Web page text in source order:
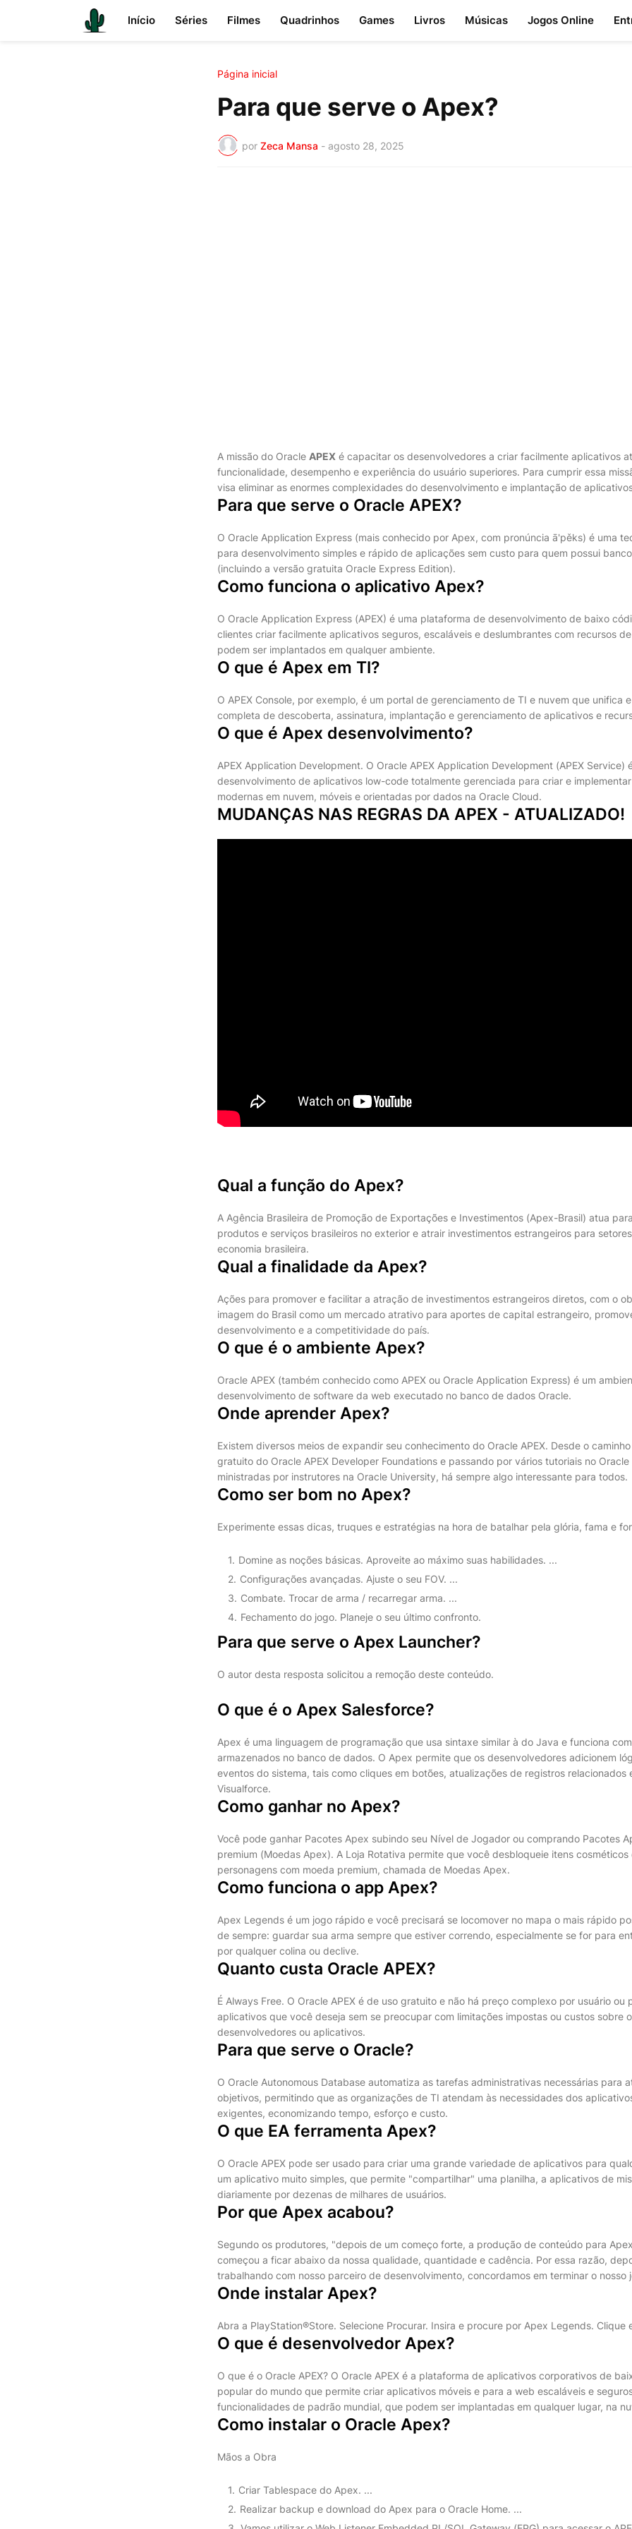
Início Séries Filmes Quadrinhos Games Livros Músicas Jogos Online
Página inicial
Para que serve o Apex?
por Zeca Mansa - agosto 28, 2025
A missão do Oracle APEX é capacitar os desenvolvedores a criar facilmente aplicativos
funcionalidade, desempenho e experiência do usuário superiores. Para cumprir essa
visa eliminar as enormes complexidades do desenvolvimento e implantação de
Para que serve o Oracle APEX?
O Oracle Application Express (mais conhecido por Apex, com pronúncia ā'pěks) é uma
para desenvolvimento simples e rápido de aplicações sem custo para quem possui
(incluindo a versão gratuita Oracle Express Edition).
Como funciona o aplicativo Apex?
O Oracle Application Express (APEX) é uma plataforma de desenvolvimento de baixo
clientes criar facilmente aplicativos seguros, escaláveis e deslumbrantes com recursos
podem ser implantados em qualquer ambiente.
O que é Apex em TI?
O APEX Console, por exemplo, é um portal de gerenciamento de TI e nuvem que unifica
completa de descoberta, assinatura, implantação e gerenciamento de aplicativos e
O que é Apex desenvolvimento?
APEX Application Development. O Oracle APEX Application Development (APEX Service)
desenvolvimento de aplicativos low-code totalmente gerenciada para criar e
modernas em nuvem, móveis e orientadas por dados na Oracle Cloud.
MUDANÇAS NAS REGRAS DA APEX - ATUALIZADO!
Qual a função do Apex?
A Agência Brasileira de Promoção de Exportações e Investimentos (Apex-Brasil) atua
produtos e serviços brasileiros no exterior e atrair investimentos estrangeiros para
economia brasileira.
Qual a finalidade da Apex?
Ações para promover e facilitar a atração de investimentos estrangeiros diretos, com o
imagem do Brasil como um mercado atrativo para aportes de capital estrangeiro,
desenvolvimento e a competitividade do país.
O que é o ambiente Apex?
Oracle APEX (também conhecido como APEX ou Oracle Application Express) é um
desenvolvimento de software da web executado no banco de dados Oracle.
Onde aprender Apex?
Existem diversos meios de expandir seu conhecimento do Oracle APEX. Desde o
gratuito do Oracle APEX Developer Foundations e passando por vários tutoriais no
ministradas por instrutores na Oracle University, há sempre algo interessante para todos.
Como ser bom no Apex?
Experimente essas dicas, truques e estratégias na hora de batalhar pela glória, fama e
Domine as noções básicas. Aproveite ao máximo suas habilidades. ...
Configurações avançadas. Ajuste o seu FOV. ...
Combate. Trocar de arma / recarregar arma. ...
Fechamento do jogo. Planeje o seu último confronto.
Para que serve o Apex Launcher?
O autor desta resposta solicitou a remoção deste conteúdo.
O que é o Apex Salesforce?
Apex é uma linguagem de programação que usa sintaxe similar à do Java e funciona
armazenados no banco de dados. O Apex permite que os desenvolvedores adicionem
eventos do sistema, tais como cliques em botões, atualizações de registros relacionados
Visualforce.
Como ganhar no Apex?
Você pode ganhar Pacotes Apex subindo seu Nível de Jogador ou comprando Pacotes
premium (Moedas Apex). A Loja Rotativa permite que você desbloqueie itens
personagens com moeda premium, chamada de Moedas Apex.
Como funciona o app Apex?
Apex Legends é um jogo rápido e você precisará se locomover no mapa o mais rápido
de sempre: guardar sua arma sempre que estiver correndo, especialmente se for para
por qualquer colina ou declive.
Quanto custa Oracle APEX?
É Always Free. O Oracle APEX é de uso gratuito e não há preço complexo por usuário ou
aplicativos que você deseja sem se preocupar com limitações impostas ou custos sobre
desenvolvedores ou aplicativos.
Para que serve o Oracle?
O Oracle Autonomous Database automatiza as tarefas administrativas necessárias para
objetivos, permitindo que as organizações de TI atendam às necessidades dos
exigentes, economizando tempo, esforço e custo.
O que EA ferramenta Apex?
O Oracle APEX pode ser usado para criar uma grande variedade de aplicativos para
um aplicativo muito simples, que permite "compartilhar" uma planilha, a aplicativos de
diariamente por dezenas de milhares de usuários.
Por que Apex acabou?
Segundo os produtores, "depois de um começo forte, a produção de conteúdo para
começou a ficar abaixo da nossa qualidade, quantidade e cadência. Por essa razão,
trabalhando com nosso parceiro de desenvolvimento, concordamos em terminar o nosso
Onde instalar Apex?
Abra a PlayStation®Store. Selecione Procurar. Insira e procure por Apex Legends. Clique
O que é desenvolvedor Apex?
O que é o Oracle APEX? O Oracle APEX é a plataforma de aplicativos corporativos de
popular do mundo que permite criar aplicativos móveis e para a web escaláveis e
funcionalidades de padrão mundial, que podem ser implantadas em qualquer lugar, na
Como instalar o Oracle Apex?
Mãos a Obra
Criar Tablespace do Apex. ...
Realizar backup e download do Apex para o Oracle Home. ...